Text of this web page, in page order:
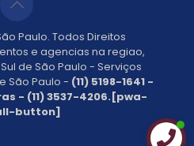
Paulo. Todos Direitos
e agencias na regiao,
de São Paulo - Serviços
São Paulo - (11) 5198-1641 -
- (11) 3537-4206.[pwa-
button]